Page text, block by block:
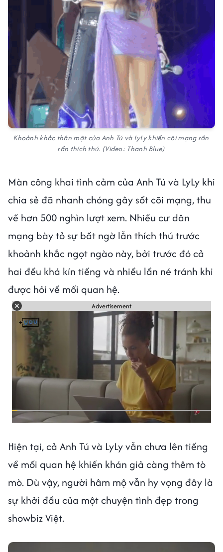
Khoảnh khắc thân mật của Anh Tú và LyLy khiến cõi mạng rần
rần thích thú. (Video: Thanh Blue)
Màn công khai tình cảm của Anh Tú và LyLy khi
chia sẻ đã nhanh chóng gây sốt cõi mạng, thu
về hơn 500 nghìn lượt xem. Nhiều cư dân
mạng bày tỏ sự bất ngờ lẫn thích thú trước
khoảnh khắc ngọt ngào này, bởi trước đó cả
hai đều khá kín tiếng và nhiều lần né tránh khi
được hỏi về mối quan hệ.
Advertisement
Hiện tại, cả Anh Tú và LyLy vẫn chưa lên tiếng
về mối quan hệ khiến khán giả càng thêm tò
mò. Dù vậy, người hâm mộ vẫn hy vọng đây là
sự khởi đầu của một chuyện tình đẹp trong
showbiz Việt.